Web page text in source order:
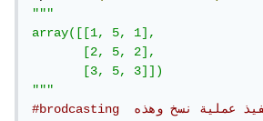
"""
array([[1, 5, 1],
"""
#brodcasting لاحظ كيف تم تنفيذ عملية نسخ وهذه